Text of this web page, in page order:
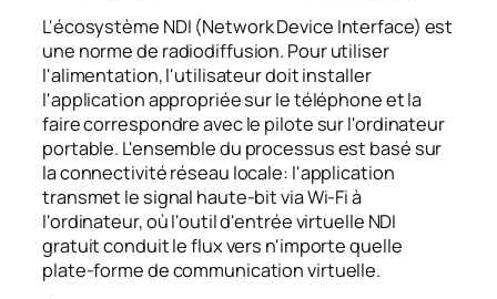
L'écosystème NDI (Network Device Interface) est
une norme de radiodiffusion. Pour utiliser
l'alimentation, l'utilisateur doit installer
l'application appropriée sur le téléphone et la
faire correspondre avec le pilote sur l'ordinateur
portable. L'ensemble du processus est basé sur
la connectivité réseau locale: l'application
transmet le signal haute-bit via Wi-Fi à
l'ordinateur, où l'outil d'entrée virtuelle NDI
gratuit conduit le flux vers n'importe quelle
plate-forme de communication virtuelle.